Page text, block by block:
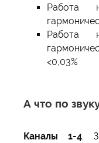
Работа
Работа
<0,03%
А что по
Каналы 1-4.